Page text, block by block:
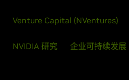
Venture Capital (NVentures)
NVIDIA 研究 企业可持续发展